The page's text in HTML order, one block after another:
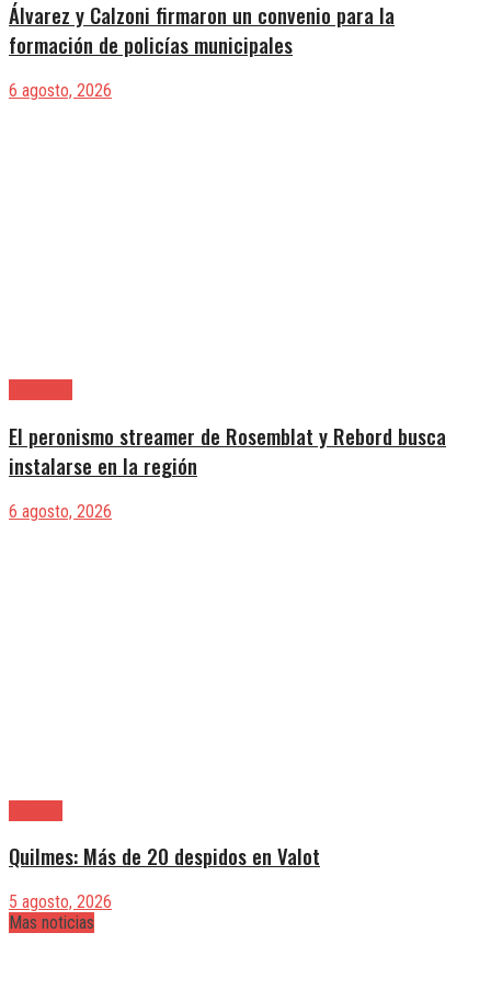
Álvarez y Calzoni firmaron un convenio para la
formación de policías municipales
6 agosto, 2026
El peronismo streamer de Rosemblat y Rebord busca
instalarse en la región
6 agosto, 2026
Quilmes: Más de 20 despidos en Valot
5 agosto, 2026
Mas noticias